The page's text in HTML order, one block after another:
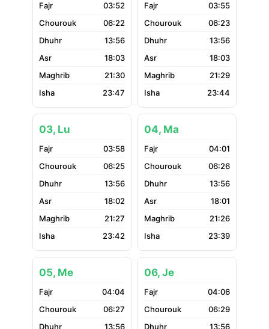
03:52
06:22
13:56
18:03
21:30
23:47
03:55
06:23
13:56
18:03
21:29
23:44
03, Lu
03:58
06:25
13:56
18:02
21:27
23:42
04, Ma
04:01
06:26
13:56
18:01
21:26
23:39
05, Me
04:04
06:27
13:56
06, Je
04:06
06:29
13:56